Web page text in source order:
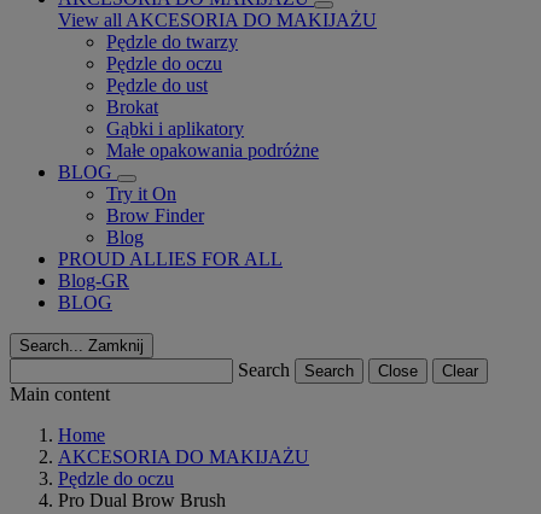
View all AKCESORIA DO MAKIJAŻU
Pędzle do twarzy
Pędzle do oczu
Pędzle do ust
Brokat
Gąbki i aplikatory
Małe opakowania podróżne
BLOG
Try it On
Brow Finder
Blog
PROUD ALLIES FOR ALL
Blog-GR
BLOG
Search... Zamknij
Search Search Close Clear
Main content
Home
AKCESORIA DO MAKIJAŻU
Pędzle do oczu
Pro Dual Brow Brush